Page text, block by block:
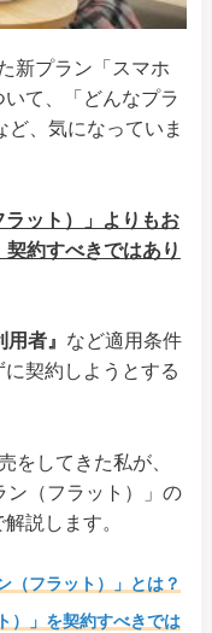
新プラン「スマホ
て、「どんなプラ
ど、気になっていま
ラット）」よりもお
約すべきではあり
者』 など適用条件
契約しようとする
をしてきた私が、
ン（フラット）」の
説します。
（フラット）」とは？
）」を契約すべきでは